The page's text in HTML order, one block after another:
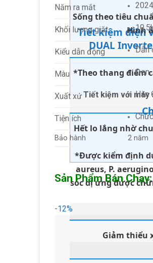
Tiết kiệm điện
DUAL
Sống theo tiêu
Hình
Tiết kiệm với máy
*Theo thang điểm
Hết lo lắng nhờ
*Được kiểm định
aureus, P.
sóc dị ứng được
Giảm thiểu
Năm ra mắt 2024
Khối lượng giặt
Kiểu dẫn động Dẫn
Màu Đen
Xuất xứ Hàn
Tiện ích
Bảo hành 2 năm
Sản Phẩm Bán Chạy:
-12%